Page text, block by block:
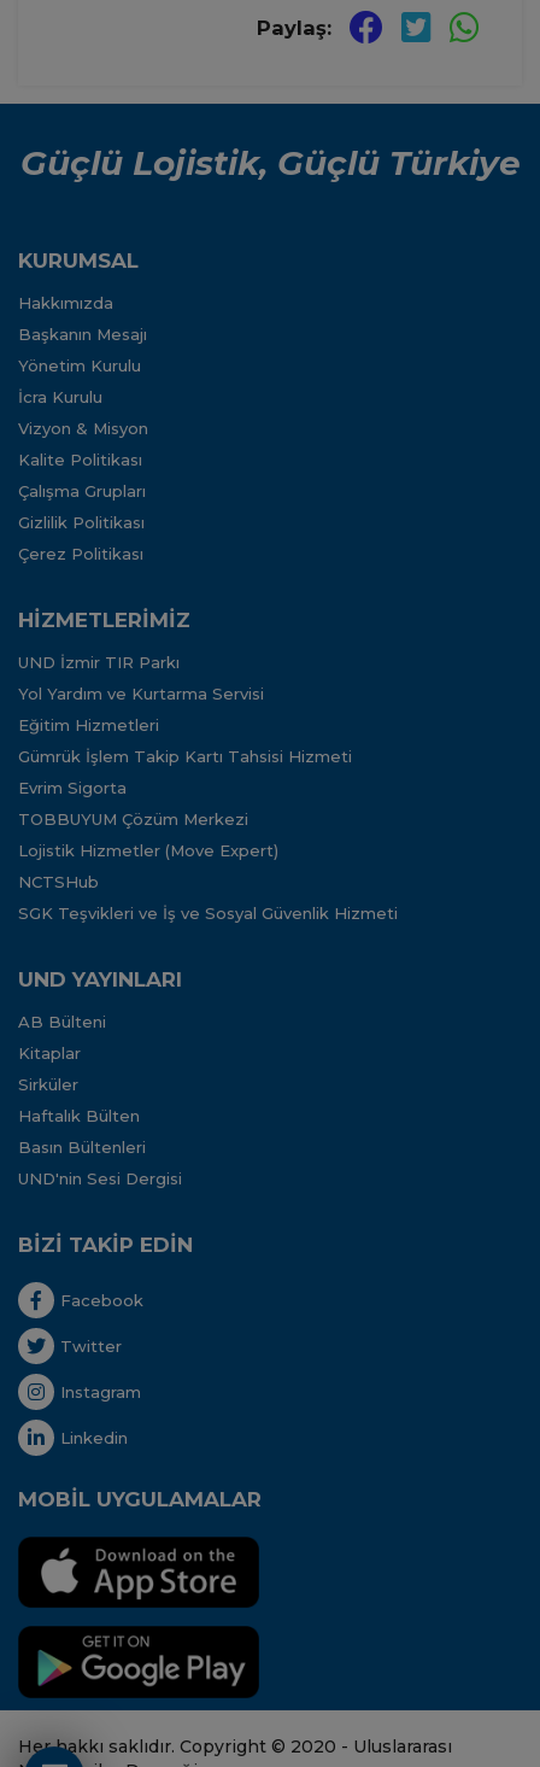
Paylaş:
Güçlü Lojistik, Güçlü Türkiye
KURUMSAL
Hakkımızda
Başkanın Mesajı
Yönetim Kurulu
İcra Kurulu
Vizyon & Misyon
Kalite Politikası
Çalışma Grupları
Gizlilik Politikası
Çerez Politikası
HİZMETLERİMİZ
UND İzmir TIR Parkı
Yol Yardım ve Kurtarma Servisi
Eğitim Hizmetleri
Gümrük İşlem Takip Kartı Tahsisi Hizmeti
Evrim Sigorta
TOBBUYUM Çözüm Merkezi
Lojistik Hizmetler (Move Expert)
NCTSHub
SGK Teşvikleri ve İş ve Sosyal Güvenlik Hizmeti
UND YAYINLARI
AB Bülteni
Kitaplar
Sirküler
Haftalık Bülten
Basın Bültenleri
UND'nin Sesi Dergisi
BİZİ TAKİP EDİN
Facebook
Twitter
Instagram
Linkedin
MOBİL UYGULAMALAR
Her hakkı saklıdır. Copyright © 2020 - Uluslararası